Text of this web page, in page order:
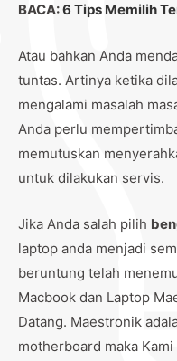
BACA:6 Tips Memilih
Atau bahkan Anda
tuntas. Artinya ketika
mengalami masalah
Anda perlu
memutuskan
untuk dilakukan servis.
Jika Anda salah pilih
laptop anda menjadi
beruntung telah
Macbook dan Laptop
Datang. Maestronik
motherboard maka